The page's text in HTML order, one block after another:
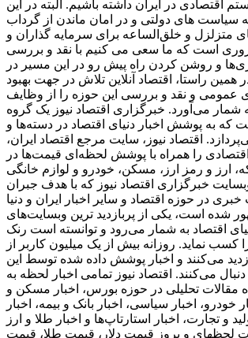
اقتصادی در ایران داشته باشیم. البته در این
سیاست های دولتی و در امان ماندن از گرداب
متزلزل و خلق‌الساعه برای سرمایه گذاران و
است که ما سعی می کنیم با نقد و بررسی
و روشن کردن راه پیش رو در این مسیر در
همین راستا، اقتصاد آنلاین تلاش در جهت بهبود
عمومی و نقد و بررسی این حوزه را از وظایف
شمار می‌آورد. خبرگزاری اقتصاد نیوز یک گروه
که به پوشش اخبار دنیای اقتصاد در دسته‌ها و
اقتصاد نیوز، سایت مرجع اقتصاد ایران،
اقتصادی را همراه با پوشش لحظه‌ای قیمت‌ها در
ارز و رمز ارز، مسکن، خودرو و لوازم خانگی
خبرگزاری اقتصاد نیوز که با هدف جبران
در حوزه اقتصاد و سایر اخبار ایران و دنیا
شده است، یکی از پربازدید ترین وبسایت‌های
اقتصاد به شمار می‌رود و توانسته است رنک
را کسب نماید. روزانه بیش از یک میلیون کاربر از
می‌کنند و اخبار پوشش داده شده توسط این
می‌کنند. اقتصاد نیوز تمامی اخبار لحظه به
مقالات تحلیلی در حوزه بورس، اخبار مسکن و
خودرو، اخبار سیاسی، اخبار بانک و بیمه، اخبار
و تجارت، اخبار استارتاپ‌ها و اخبار طلا و ارز
لحظهای و بروز قیمت دلار، قیمت طلا، قیمت